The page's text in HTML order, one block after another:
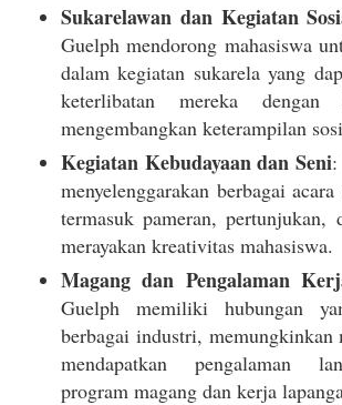
Sukarelawan dan Kegiatan
Guelph mendorong mahasiswa
dalam kegiatan sukarela yang
keterlibatan mereka dengan
mengembangkan keterampilan
Kegiatan Kebudayaan dan Seni
menyelenggarakan berbagai
termasuk pameran, pertunjukan,
merayakan kreativitas mahasiswa.
Magang dan Pengalaman
Guelph memiliki hubungan
berbagai industri, memungkinkan
mendapatkan pengalaman
program magang dan kerja